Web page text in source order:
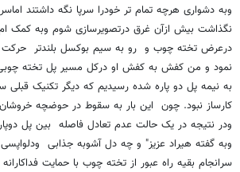
وبه دشواری هرچه تمام تر خودرا سرپا نگه داشتند
نگذاشت بیش ازآن غرق درتصویرسازی شوم وبه کمک
درعرض تخته چوب و رو به سیم بوکسل بلندتر حرکت
نمود و من کفش به کفش او درکل مسیر پل تخته چوبی
به نیمه پل دو پاره شده رسیدیم که دیگر تکنیک
کارساز نبود. چون این بار به سقوط در حوضچه
ودر نتیجه در یک حالت عدم تعادل فاصله بین پل
وبه گفته هیراد عزیز" و چه دل آشوبه جذابی ودلواپسی
سرانجام بقیه راه عبور از تخته چوب با حمایت